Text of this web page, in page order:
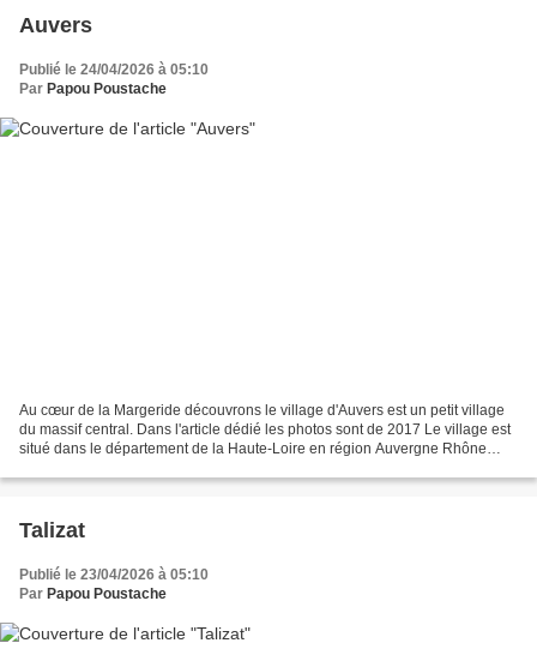
Auvers
Publié le 24/04/2026 à 05:10
Par Papou Poustache
Au cœur de la Margeride découvrons le village d'Auvers est un petit village
du massif central. Dans l'article dédié les photos sont de 2017 Le village est
situé dans le département de la Haute-Loire en région Auvergne Rhône
Talizat
Publié le 23/04/2026 à 05:10
Par Papou Poustache